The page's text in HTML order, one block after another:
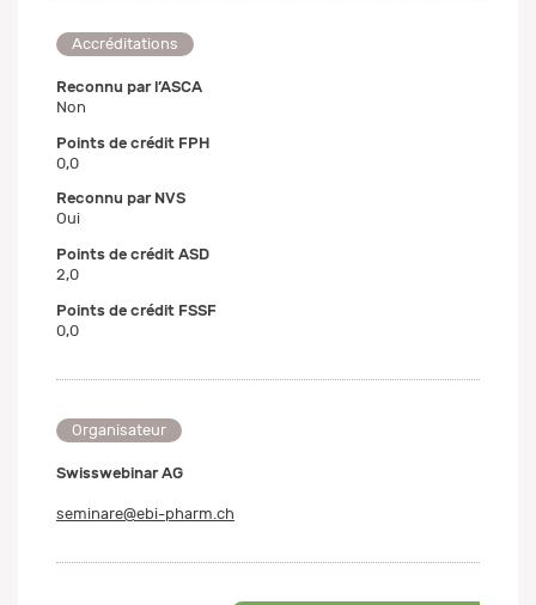
Accréditations
Reconnu par l’ASCA
Non
Points de crédit FPH
0,0
Reconnu par NVS
Oui
Points de crédit ASD
2,0
Points de crédit FSSF
0,0
Organisateur
Swisswebinar AG
seminare@ebi-pharm.ch